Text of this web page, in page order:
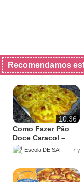
Recomendamos
10:36
Como Fazer Pão
Doce Caracol –
Com Creme de
Frutas
Escola DE SALGADOS
· 7 y